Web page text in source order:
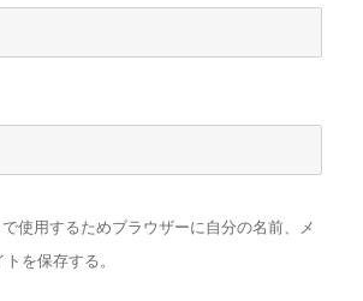
使用するためブラウザーに自分の名前、メ
を保存する。